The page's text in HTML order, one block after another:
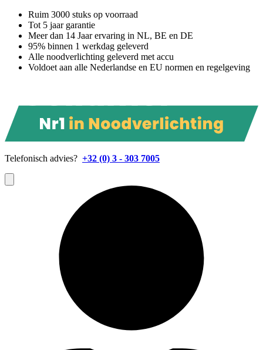
Ruim 3000 stuks op voorraad
Tot 5 jaar garantie
Meer dan 14 Jaar ervaring in NL, BE en DE
95% binnen 1 werkdag geleverd
Alle noodverlichting geleverd met accu
Voldoet aan alle Nederlandse en EU normen en regelgeving
Telefonisch advies? +32 (0) 3 - 303 7005